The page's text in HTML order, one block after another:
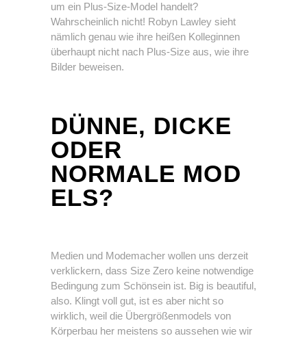
um ein Plus-Size-Model handelt?
Wahrscheinlich nicht! Robyn Lawley sieht
nämlich genau wie ihre heißen Kolleginnen
überhaupt nicht nach Plus-Size aus, wie ihre
Bilder beweisen.
DÜNNE, DICKE
ODER
NORMALE MOD
ELS?
Medien und Modemacher wollen uns derzeit
verklickern, dass Size Zero keine notwendige
Bedingung zum Schönsein ist. Big is beautiful,
also. Klingt voll gut, ist es aber nicht so
wirklich, weil die Übergrößenmodels von
Körperbau her meistens so aussehen wie wir